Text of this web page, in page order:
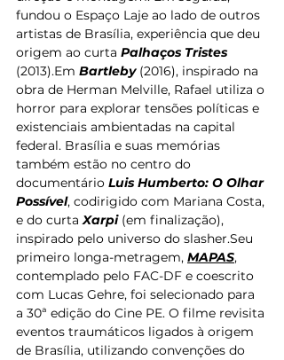
fundou o Espaço Laje ao lado de outros
artistas de Brasília, experiência que deu
origem ao curta Palhaços Tristes
(2013).Em Bartleby (2016), inspirado na
obra de Herman Melville, Rafael utiliza o
horror para explorar tensões políticas e
existenciais ambientadas na capital
federal. Brasília e suas memórias
também estão no centro do
documentário Luis Humberto: O Olhar
Possível, codirigido com Mariana Costa,
e do curta Xarpi (em finalização),
inspirado pelo universo do slasher.Seu
primeiro longa-metragem, MAPAS,
contemplado pelo FAC-DF e coescrito
com Lucas Gehre, foi selecionado para
a 30ª edição do Cine PE. O filme revisita
eventos traumáticos ligados à origem
de Brasília, utilizando convenções do